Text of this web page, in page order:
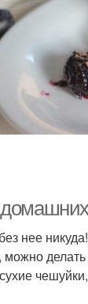
нее